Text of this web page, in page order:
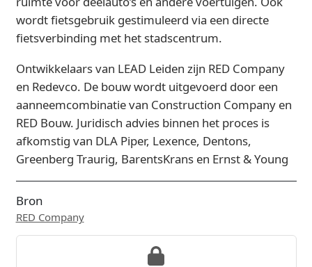
wordt fietsgebruik gestimuleerd via een directe
fietsverbinding met het stadscentrum.
Ontwikkelaars van LEAD Leiden zijn RED Company
en Redevco. De bouw wordt uitgevoerd door een
aanneemcombinatie van Construction Company en
RED Bouw. Juridisch advies binnen het proces is
afkomstig van DLA Piper, Lexence, Dentons,
Greenberg Traurig, BarentsKrans en Ernst & Young
Bron
RED Company